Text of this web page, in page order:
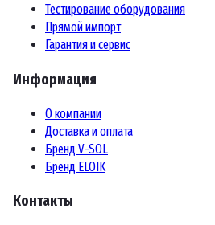
Тестирование оборудования
Прямой импорт
Гарантия и сервис
Информация
О компании
Доставка и оплата
Бренд V-SOL
Бренд ELOIK
Контакты